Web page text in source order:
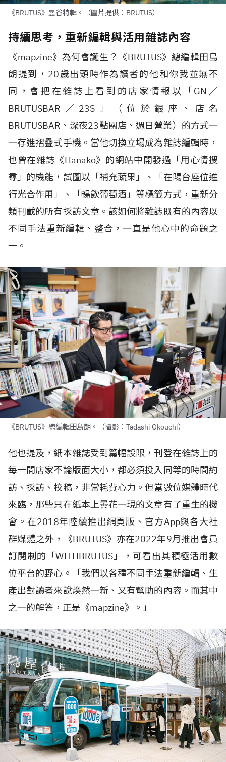
《BRUTUS》曼谷特輯。（圖片提供：BRUTUS）
持續思考，重新編輯與活用雜誌內容
《mapzine》為何會誕生？《BRUTUS》總編輯田島
朗提到， 20歲出頭時作為讀者的他和你我並無不
同，會把在雜誌上看到的店家情報以「GN ／
BRUTUSBAR ／ 23S 」（位於銀座、店名
BRUTUSBAR 、深夜23點關店、週日營業）的方式一
一存進摺疊式手機。當他切換立場成為雜誌編輯時，
也曾在雜誌《Hanako》的網站中開發過「用心情搜
尋」的機能，試圖以「補充蔬果」、「在陽台座位進
行光合作用」、「暢飲葡萄酒」等標籤方式，重新分
類刊載的所有採訪文章。該如何將雜誌既有的內容以
不同手法重新編輯、整合，一直是他心中的命題之
一。
《BRUTUS》總編輯田島朗。（攝影：Tadashi Okouchi）
他也提及，紙本雜誌受到篇幅設限，刊登在雜誌上的
每一間店家不論版面大小，都必須投入同等的時間約
訪、採訪、校稿，非常耗費心力。但當數位媒體時代
來臨，那些只在紙本上曇花一現的文章有了重生的機
會。在2018年陸續推出網頁版、官方App與各大社
群媒體之外，《BRUTUS》亦在2022年9月推出會員
訂閱制的「WITHBRUTUS」，可看出其積極活用數
位平台的野心。「我們以各種不同手法重新編輯、生
產出對讀者來說煥然一新、又有幫助的內容。而其中
之一的解答，正是《mapzine》。」